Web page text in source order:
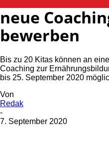
neue
bewerben
Bis zu 20 Kitas können an
Coaching zur
bis 25. September 2020
Von
Redak
-
7. September 2020